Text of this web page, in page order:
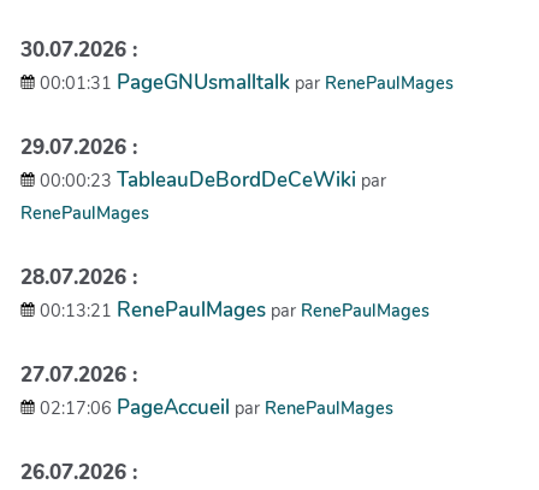
30.07.2026 :
00:01:31 PageGNUsmalltalk par RenePaulMages
29.07.2026 :
00:00:23 TableauDeBordDeCeWiki par
RenePaulMages
28.07.2026 :
00:13:21 RenePaulMages par RenePaulMages
27.07.2026 :
02:17:06 PageAccueil par RenePaulMages
26.07.2026 :